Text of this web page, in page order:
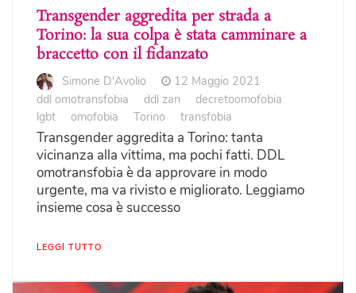
Transgender aggredita per strada a
Torino: la sua colpa è stata camminare a
braccetto con il fidanzato
Simone D'Avolio
12 Maggio 2021
ddl omotransfobia
ddl zan
decretoomofobia
lgbt
omofobia Torino transfobia
Transgender aggredita a Torino: tanta
vicinanza alla vittima, ma pochi fatti. DDL
omotransfobia è da approvare in modo
urgente, ma va rivisto e migliorato. Leggiamo
insieme cosa è successo
LEGGI TUTTO